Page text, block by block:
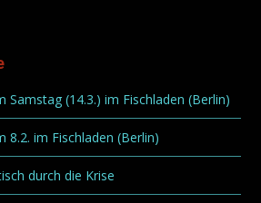
Samstag (14.3.) im Fischladen (Berlin)
8.2. im Fischladen (Berlin)
durch die Krise